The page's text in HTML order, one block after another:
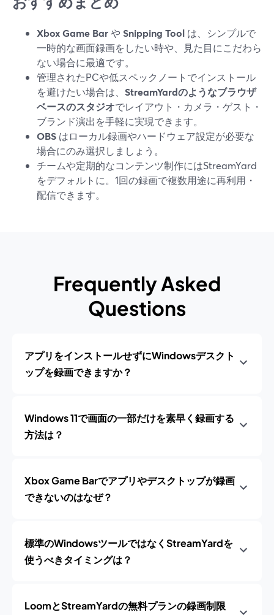
Xbox Game BarやSnipping Tool は、シンプルで
一時的な画面録画をしたい時や、見た目にこだわら
ない場合に最適です。
管理されたPCや低スペックノートでインストール
を避けたい場合は、 StreamYardのようなブラウザ
ベースのスタジオでレイアウト・カメラ・ゲスト・
ブランド演出を手軽に実現できます。
OBS はローカル録画やハードウェア設定が必要な
場合にのみ選択しましょう。
チームや定期的なコンテンツ制作にはStreamYard
をデフォルトに。1回の録画で複数用途に再利用・
配信できます。
Frequently Asked
Questions
アプリをインストールせずにWindowsデスクト
ップを録画できますか？
Windows 11で画面の一部だけを素早く録画する
方法は？
Xbox Game Barでアプリやデスクトップが録画
できないのはなぜ？
標準のWindowsツールではなくStreamYardを
使うべきタイミングは？
LoomとStreamYardの無料プランの録画制限